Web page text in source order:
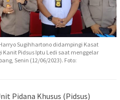
Sugihhartono didampingi Kasat
Kanit Pidsus Iptu Ledi saat menggelar
Senin (12/06/2023). Foto:
Pidana Khusus (Pidsus)